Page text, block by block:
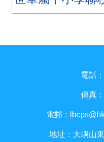
電話
傳真
電郵：
地址：大嶼山